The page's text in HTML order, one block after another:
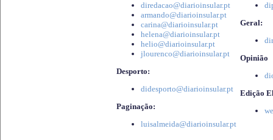
diredacao@diarioinsular.pt
armando@diarioinsular.pt
carina@diarioinsular.pt
helena@diarioinsular.pt
helio@diarioinsular.pt
jlourenco@diarioinsular.pt
Desporto:
didesporto@diarioinsular.pt
Paginação:
luisalmeida@diarioinsular.pt
Geral:
Opinião
Edição